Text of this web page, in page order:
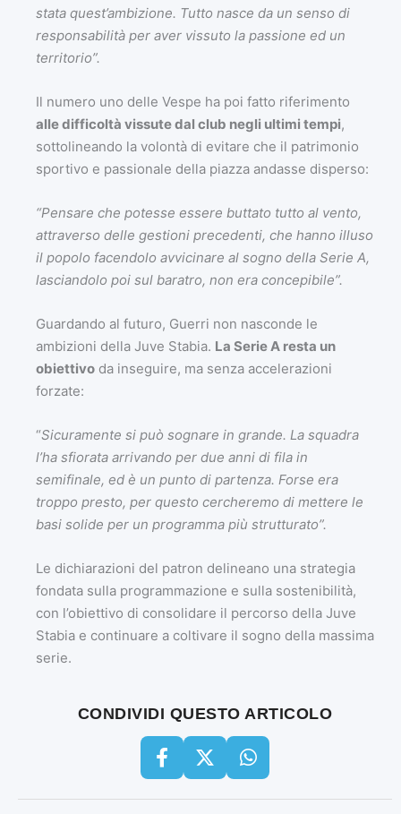
stata quest’ambizione. Tutto nasce da un senso di
responsabilità per aver vissuto la passione ed un
territorio”.
Il numero uno delle Vespe ha poi fatto riferimento
alle difficoltà vissute dal club negli ultimi tempi,
sottolineando la volontà di evitare che il patrimonio
sportivo e passionale della piazza andasse disperso:
“Pensare che potesse essere buttato tutto al vento,
attraverso delle gestioni precedenti, che hanno illuso
il popolo facendolo avvicinare al sogno della Serie A,
lasciandolo poi sul baratro, non era concepibile”.
Guardando al futuro, Guerri non nasconde le
ambizioni della Juve Stabia. La Serie A resta un
obiettivo da inseguire, ma senza accelerazioni
forzate:
“Sicuramente si può sognare in grande. La squadra
l’ha sfiorata arrivando per due anni di fila in
semifinale, ed è un punto di partenza. Forse era
troppo presto, per questo cercheremo di mettere le
basi solide per un programma più strutturato”.
Le dichiarazioni del patron delineano una strategia
fondata sulla programmazione e sulla sostenibilità,
con l’obiettivo di consolidare il percorso della Juve
Stabia e continuare a coltivare il sogno della massima
serie.
CONDIVIDI QUESTO ARTICOLO